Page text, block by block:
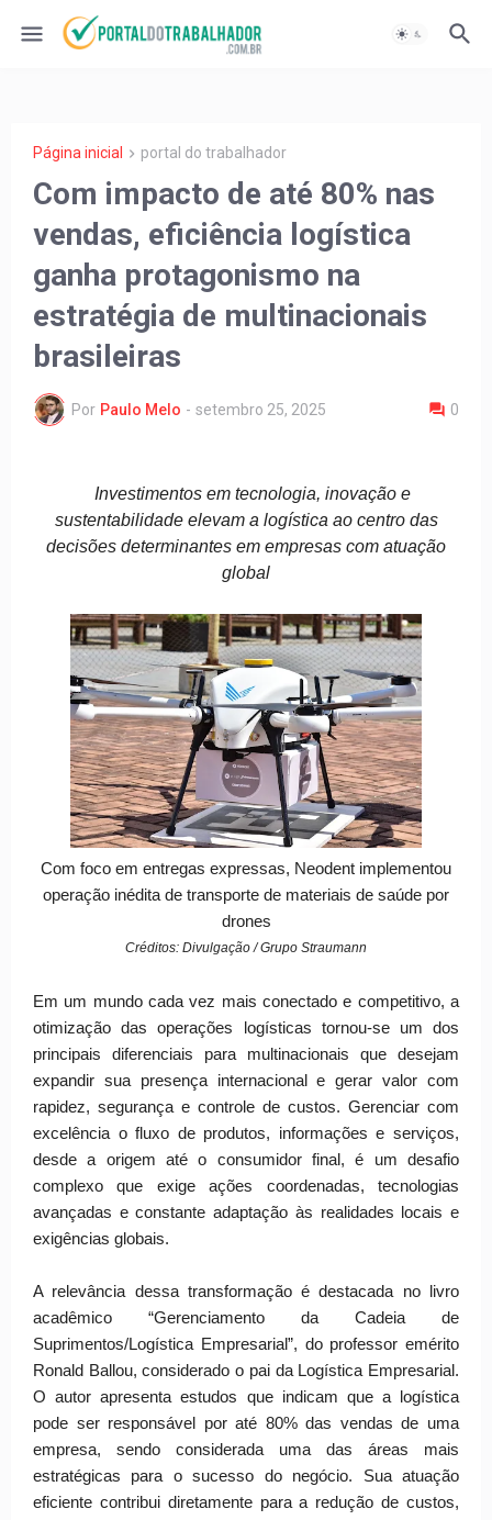
Página inicial portal do trabalhador
Com impacto de até 80% nas
vendas, eficiência logística
ganha protagonismo na
estratégia de multinacionais
brasileiras
Por Paulo Melo - setembro 25, 2025 0
Investimentos em tecnologia, inovação e
sustentabilidade elevam a logística ao centro das
decisões determinantes em empresas com atuação
global
Com foco em entregas expressas, Neodent implementou
operação inédita de transporte de materiais de saúde por
drones
Créditos: Divulgação / Grupo Straumann
Em um mundo cada vez mais conectado e competitivo, a
otimização das operações logísticas tornou-se um dos
principais diferenciais para multinacionais que desejam
expandir sua presença internacional e gerar valor com
rapidez, segurança e controle de custos. Gerenciar com
excelência o fluxo de produtos, informações e serviços,
desde a origem até o consumidor final, é um desafio
complexo que exige ações coordenadas, tecnologias
avançadas e constante adaptação às realidades locais e
exigências globais.
A relevância dessa transformação é destacada no livro
acadêmico “Gerenciamento da Cadeia de
Suprimentos/Logística Empresarial”, do professor emérito
Ronald Ballou, considerado o pai da Logística Empresarial.
O autor apresenta estudos que indicam que a logística
pode ser responsável por até 80% das vendas de uma
empresa, sendo considerada uma das áreas mais
estratégicas para o sucesso do negócio. Sua atuação
eficiente contribui diretamente para a redução de custos,